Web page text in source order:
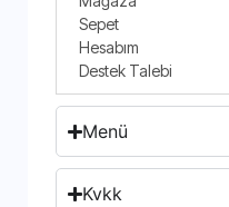
Sepet
Hesabım
Destek Talebi
Menü
Kvkk